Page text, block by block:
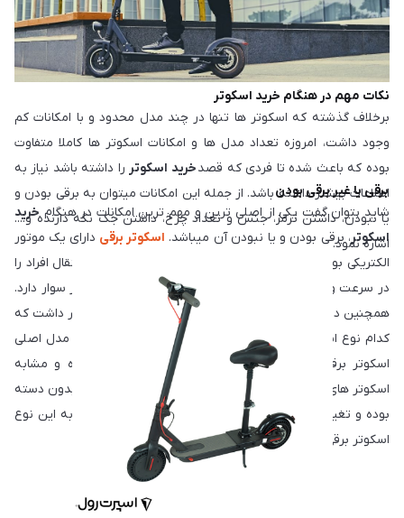
هستند، هیچ دسته خاصی برای هدایت نداشته و فرد میتواند با فشار
دادن دکمه های قرار گرفته در زیر پایش تغییر مسیر بدهد.
ابداع شوند.
نکات مهم در هنگام خرید اسکوتر
برخلاف گذشته که اسکوتر ها تنها در چند مدل محدود و با امکانات کم
وجود داشت، امروزه تعداد مدل ها و امکانات اسکوتر ها کاملا متفاوت
بوده که باعث شده تا فردی که قصدخرید اسکوتر را داشته باشد نیاز به
اطلاعات بیشتر داشته باشد. از جمله این امکانات میتوان به برقی بودن و
یا نبودن، داشتن ترمز، جنس و تعداد چرخ، داشتن جک نگه دارنده و....
اشاره نمود.
برقی یا غیر برقی بودن
شاید بتوان گفت یکی از اصلی ترین و مهم ترین امکانات در هنگامخرید
اسکوتر ، برقی بودن و یا نبودن آن میباشد. اسکوتر برقی دارای یک موتور
الکتریکی بوده که بسته به مدل و برند توان جا به جایی و انتقال افراد را
در سرعت و مسافت های مختلف بدون نیاز به پا زدن اسکوتر سوار دارد.
همچنین در صورت انتخاب اسکوتر برقی برای خرید باید در نظر داشت که
کدام نوع اسکوتر برقی مورد نظر شما میباشد، زیرا امروزه دو مدل اصلی
اسکوتر برقی وجود دارد که یک مدل آن دارای دسته بوده و مشابه
اسکوتر های قدیمی میباشد و مدلی که جدیدتر به بازار آمده بدون دسته
بوده و تغییر جهت در آن فقط بوسیله حرکات پا میباشد که به این نوع
اسکوتر برقی، هاور برد نیز میگویند.